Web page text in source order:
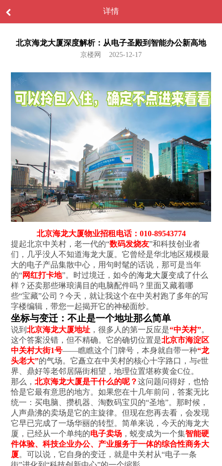
详情
北京海龙大厦深度解析：从电子圣殿到智能办公新高地
京楼网 2025-12-17
北京海龙大厦物业招租电话：010-89543774
提起北京中关村，老一代的“数码发烧友”和科技创业者
们，几乎没人不知道海龙大厦。它曾经是华北地区规模最
大的电子产品集散中心，用句时髦的话说，那可是当年
的“网红打卡地”。时过境迁，如今的海龙大厦变成了什么
样？还卖那些琳琅满目的电脑配件吗？里面又藏着哪
些“宝藏”公司？今天，就让我这个在中关村跑了多年的写
字楼编辑，带您一起揭开它的神秘面纱。
坐标与变迁：不止是一个地址那么简单
说到北京海龙大厦地址 ，很多人的第一反应是“中关村”。
这个答案没错，但不精确。它的确切位置是北京市海淀区
中关村大街1号——瞧瞧这个门牌号，本身就自带一种“龙
头老大”的气场。它矗立在中关村的核心十字路口，与e世
界、鼎好等老邻居隔街相望，地理位置堪称黄金C位。
那么，北京海龙大厦是干什么的呢？这问题问得好，也恰
恰是它最有意思的地方。如果您在十几年前问，答案无比
统一：买电脑、攒机器、淘数码宝贝的“圣地”。那时候，
人声鼎沸的卖场是它的主旋律。但现在您再去看，会发现
它早已完成了一场华丽的转型。简单来说，今天的海龙大
厦，已经从一个单纯的电子卖场 ，蜕变成为一个集智能硬
件体验、科技企业办公、产业服务于一体的综合性商务大
厦。可以说，它自身的变迁，就是中关村从“电子一条